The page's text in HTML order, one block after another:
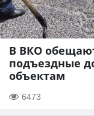
В ВКО
подъездные
объектам
6473